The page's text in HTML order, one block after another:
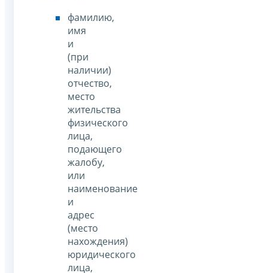
фамилию,
имя
и
(при
наличии)
отчество,
место
жительства
физического
лица,
подающего
жалобу,
или
наименование
и
адрес
(место
нахождения)
юридического
лица,